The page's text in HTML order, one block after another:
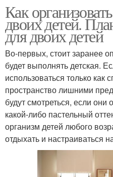
Как
двоих детей.
для двоих детей
Во-первых, стоит заранее
будет выполнять детская.
использоваться только как
пространство лишними
будут смотреться, если
какой-либо пастельный
организм детей любого
отдыхать и настраиваться